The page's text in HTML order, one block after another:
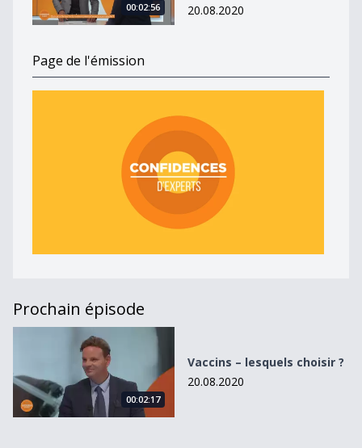
00:02:56
20.08.2020
Page de l'émission
Prochain épisode
Vaccins – lesquels choisir ?
00:02:17
Vaccins – lesquels choisir ?
20.08.2020